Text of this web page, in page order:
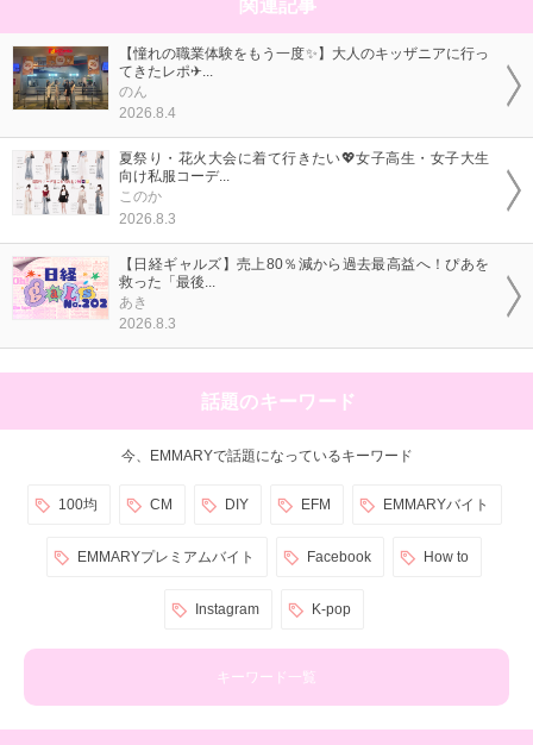
関連記事
【憧れの職業体験をもう一度✨】大人のキッザニアに行っ
てきたレポ✈...
のん
2026.8.4
夏祭り・花火大会に着て行きたい💖女子高生・女子大生
向け私服コーデ...
このか
2026.8.3
【日経ギャルズ】売上80％減から過去最高益へ！ぴあを
救った「最後...
あき
2026.8.3
話題のキーワード
今、EMMARYで話題になっているキーワード
100均 CM DIY EFM EMMARYバイト
EMMARYプレミアムバイト Facebook How to
Instagram K-pop
キーワード一覧